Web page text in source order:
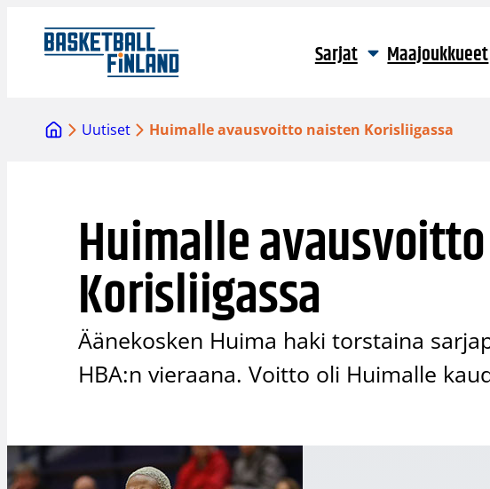
sisältöön
Sarjat Maajoukkueet
Uutiset Huimalle avausvoitto naisten Korisliigassa
Huimalle
Korisliigassa
Äänekosken Huima haki torstaina
HBA:n vieraana. Voitto oli Huimalle